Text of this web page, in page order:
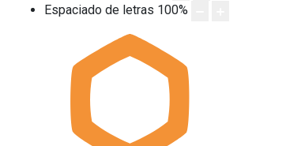
Espaciado de letras 100%